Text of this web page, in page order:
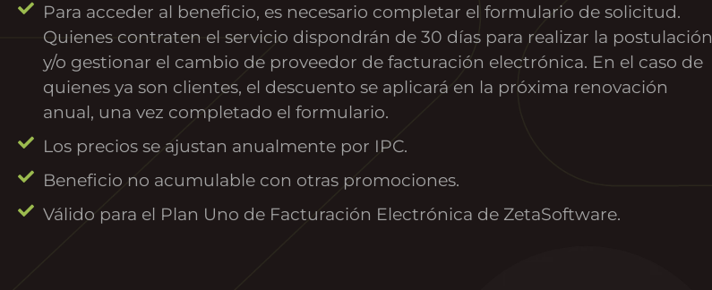
Para acceder al beneficio, es necesario completar el formulario de solicitud.
Quienes contraten el servicio dispondrán de 30 días para realizar la postulación
y/o gestionar el cambio de proveedor de facturación electrónica. En el caso de
quienes ya son clientes, el descuento se aplicará en la próxima renovación
anual, una vez completado el formulario.
Los precios se ajustan anualmente por IPC.
Beneficio no acumulable con otras promociones.
Válido para el Plan Uno de Facturación Electrónica de ZetaSoftware.